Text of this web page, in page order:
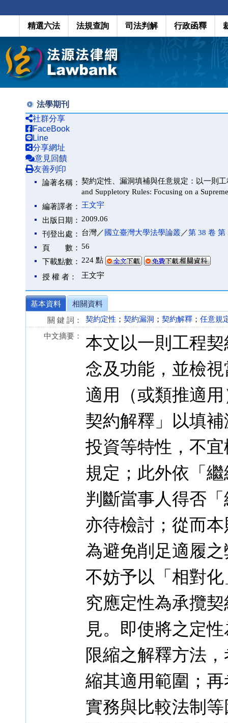
精選六法 法規查詢 司法判解 行政函釋
法學期刊
社群分享
FaceBook
Line
分享網址
意見回饋
友善列印
論著名稱： 契約定性、漏洞填補與任意規定：以一則
and Suppletory Rules: Focusing on a
編著譯者： 王文宇
出版日期： 2009.06
刊登出處： 台灣／ 國立臺灣大學法學論叢／第 38 卷 第
頁 數： 56
下載點數： 224 點
授 權 者： 王文宇
基本資料
相關資料
關 鍵 詞：
契約定性 ； 契約漏洞 ； 契約解釋 ； 任意規
中文摘要：
本文以一則工程
念及功能，並檢
適用（或類推適
契約解釋」以填
投資等特性，不
規定；此外依「
判斷當事人得否
亦待檢討；從而
為避免削足適履
不妨予以「相對
究應定性為承攬
見。即使將之定
限縮之解釋方法
縮其適用範圍；
實務與比較法制